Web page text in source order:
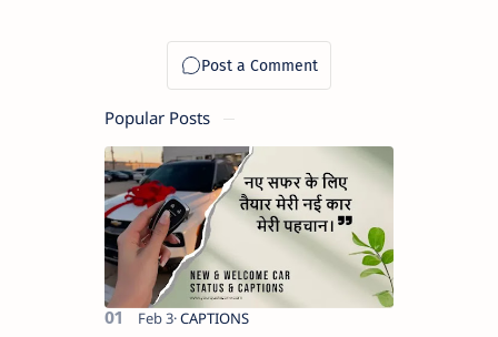
Popular Posts